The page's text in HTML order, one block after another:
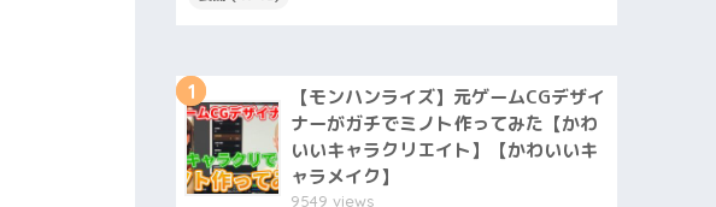
1
【モンハンライズ】元ゲームCGデザイ
ナーがガチでミノト作ってみた【かわ
いいキャラクリエイト】【かわいいキ
ャラメイク】
9549 views